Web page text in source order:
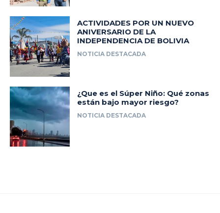
ACTIVIDADES POR UN NUEVO
ANIVERSARIO DE LA
INDEPENDENCIA DE BOLIVIA
NOTICIA DESTACADA
¿Que es el Súper Niño: Qué zonas
están bajo mayor riesgo?
NOTICIA DESTACADA